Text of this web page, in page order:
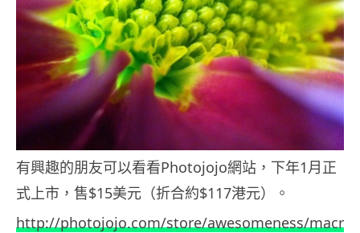
有興趣的朋友可以看看Photojojo網站，下年1月正
式上市，售$15美元（折合約$117港元）。
http://photojojo.com/store/awesomeness/macro-